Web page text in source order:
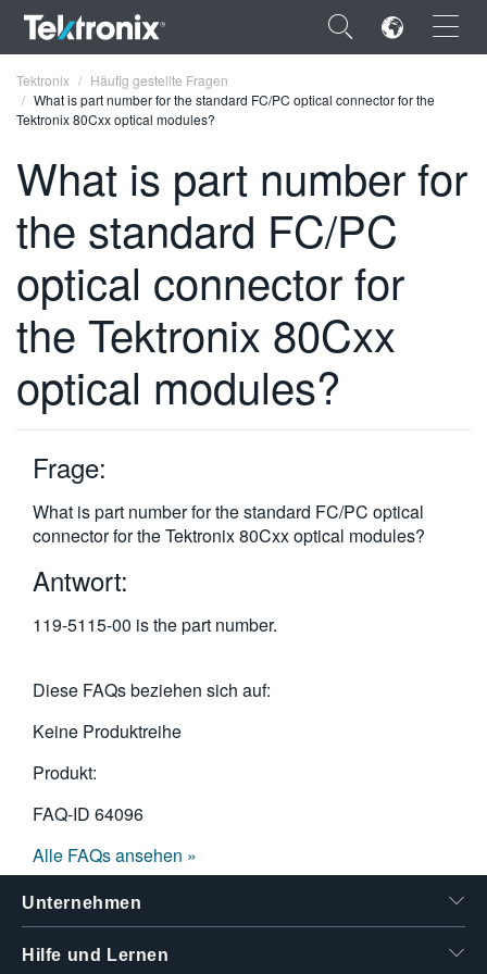
×
FRANÇAIS
DEUTSCH
VIỆT NAM
简体中文
한국어
繁體中文
Tektronix
Häufig gestellte Fragen
What is part number for the standard FC/PC optical connector for the
Tektronix 80Cxx optical modules?
What is part number for
the standard FC/PC
optical connector for
the Tektronix 80Cxx
optical modules?
Frage:
What is part number for the standard FC/PC optical
connector for the Tektronix 80Cxx optical modules?
Antwort:
119-5115-00 is the part number.
Diese FAQs beziehen sich auf:
Keine Produktreihe
Produkt:
FAQ-ID 64096
Alle FAQs ansehen »
Unternehmen
Hilfe und Lernen